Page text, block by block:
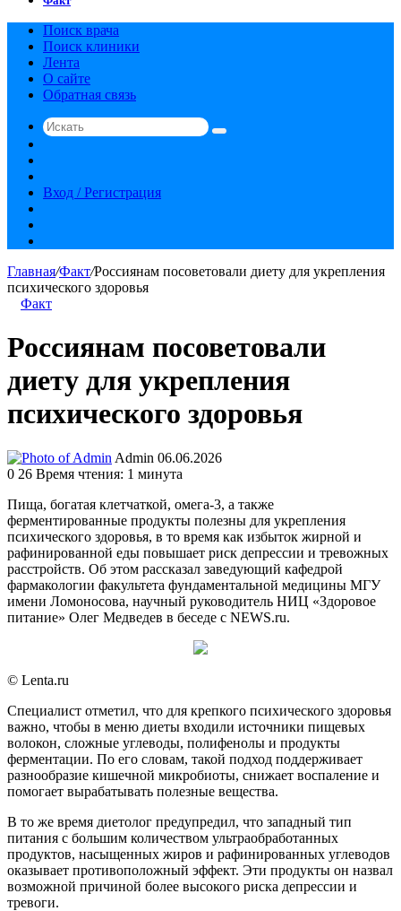
Поиск врача
Поиск клиники
Лента
О сайте
Обратная связь
Искать
статья
Вход / Регистрация
Главная/Факт/Россиянам посоветовали диету для укрепления
психического здоровья
Факт
Россиянам посоветовали
диету для укрепления
психического здоровья
Admin Send
an
06.06.2026
0 26 Время чтения: 1 минута
Пища, богатая клетчаткой, омега-3, а также
ферментированные продукты полезны для укрепления
психического здоровья, в то время как избыток жирной и
рафинированной еды повышает риск депрессии и тревожных
расстройств. Об этом рассказал заведующий кафедрой
фармакологии факультета фундаментальной медицины МГУ
имени Ломоносова, научный руководитель НИЦ «Здоровое
питание» Олег Медведев в беседе с NEWS.ru.
© Lenta.ru
Специалист отметил, что для крепкого психического здоровья
важно, чтобы в меню диеты входили источники пищевых
волокон, сложные углеводы, полифенолы и продукты
ферментации. По его словам, такой подход поддерживает
разнообразие кишечной микробиоты, снижает воспаление и
помогает вырабатывать полезные вещества.
В то же время диетолог предупредил, что западный тип
питания с большим количеством ультраобработанных
продуктов, насыщенных жиров и рафинированных углеводов
оказывает противоположный эффект. Эти продукты он назвал
возможной причиной более высокого риска депрессии и
тревоги.